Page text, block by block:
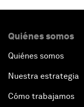
Quiénes somos
Quiénes somos
Nuestra estrategia
Cómo trabajamos